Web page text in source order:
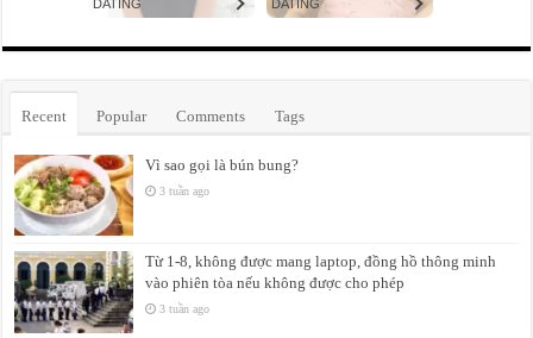
Recent Popular Comments Tags
Vì sao gọi là bún bung?
3 tuần ago
Từ 1-8, không được mang laptop, đồng hồ thông minh
vào phiên tòa nếu không được cho phép
3 tuần ago